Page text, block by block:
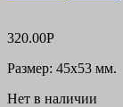
320.00Р
Размер: 45х53 мм.
Нет в наличии